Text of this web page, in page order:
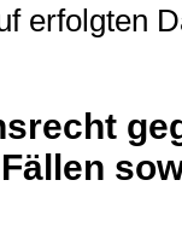
erfolgten